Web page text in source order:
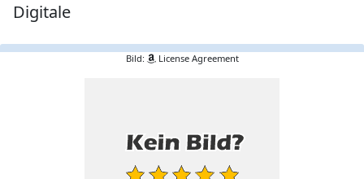
Digitale
Bild: License Agreement